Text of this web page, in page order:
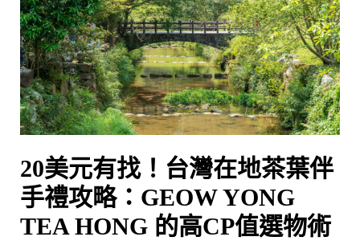
20美元有找！台灣在地茶葉伴
手禮攻略：GEOW YONG
TEA HONG 的高CP值選物術
找！
台
灣
在
地
茶
伴
手
禮
攻